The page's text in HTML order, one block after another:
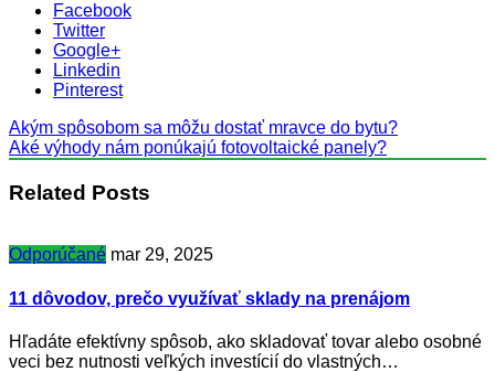
Facebook
Twitter
Google+
Linkedin
Pinterest
Akým spôsobom sa môžu dostať mravce do bytu?
Aké výhody nám ponúkajú fotovoltaické panely?
Related Posts
Odporúčané mar 29, 2025
11 dôvodov, prečo využívať sklady na prenájom
Hľadáte efektívny spôsob, ako skladovať tovar alebo osobné
veci bez nutnosti veľkých investícií do vlastných…